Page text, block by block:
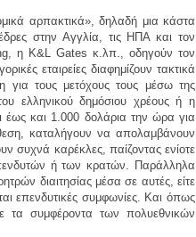
αρπακτικά», δηλαδή μια κάστα
στην Αγγλία, τις ΗΠΑ και τον
η K&L Gates κ.λπ., οδηγούν τον
εταιρείες διαφημίζουν τακτικά
για τους μετόχους τους μέσω της
ελληνικού δημόσιου χρέους ή η
έως και 1.000 δολάρια την ώρα για
καταλήγουν να απολαμβάνουν
συχνά καρέκλες, παίζοντας ενίοτε
ή των κρατών. Παράλληλα
διαιτησίας μέσα σε αυτές, είτε
επενδυτικές συμφωνίες. Και όπως
τα συμφέροντα των πολυεθνικών